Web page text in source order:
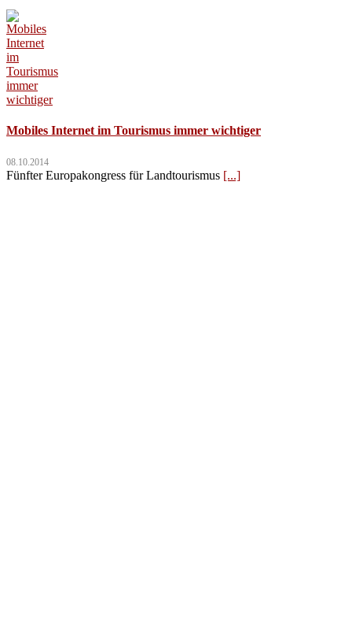
Mobiles Internet im Tourismus immer wichtiger
08.10.2014
Fünfter Europakongress für Landtourismus [...]